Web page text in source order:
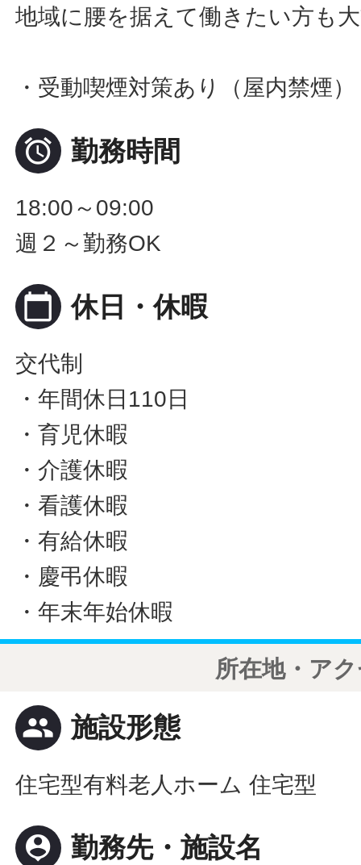
地域に腰を据えて働きたい方も
・受動喫煙対策あり（屋内禁煙）
 勤務時間
18:00～09:00
週２～勤務OK
calendar_today 休日・休暇
交代制
・年間休日110日
・育児休暇
・介護休暇
・看護休暇
・有給休暇
・慶弔休暇
・年末年始休暇
所在地・ア
people 施設形態
住宅型有料老人ホーム 住宅型
person_pin 勤務先・施設名